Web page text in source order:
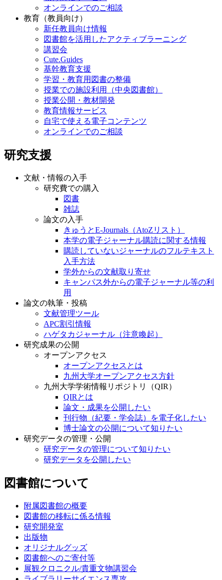
オンラインでのご相談
教育（教員向け）
新任教員向け情報
図書館を活用したアクティブラーニング
講習会
Cute.Guides
基幹教育支援
学習・教育用図書の整備
授業での施設利用（中央図書館）
授業公開・教材開発
教育情報サービス
自宅で使える電子コンテンツ
オンラインでのご相談
研究支援
文献・情報の入手
研究費での購入
図書
雑誌
論文の入手
きゅうとE-Journals（AtoZリスト）
本学の電子ジャーナル購読に関する情報
購読していないジャーナルのフルテキスト
入手方法
学外からの文献取り寄せ
キャンパス外からの電子ジャーナル等の利
用
論文の執筆・投稿
文献管理ツール
APC割引情報
ハゲタカジャーナル（注意喚起）
研究成果の公開
オープンアクセス
オープンアクセスとは
九州大学オープンアクセス方針
九州大学学術情報リポジトリ（QIR）
QIRとは
論文・成果を公開したい
刊行物（紀要・学会誌）を電子化したい
博士論文の公開について知りたい
研究データの管理・公開
研究データの管理について知りたい
研究データを公開したい
図書館について
附属図書館の概要
図書館の移転に係る情報
研究開発室
出版物
オリジナルグッズ
図書館へのご寄付等
展観クロニクル/貴重文物講習会